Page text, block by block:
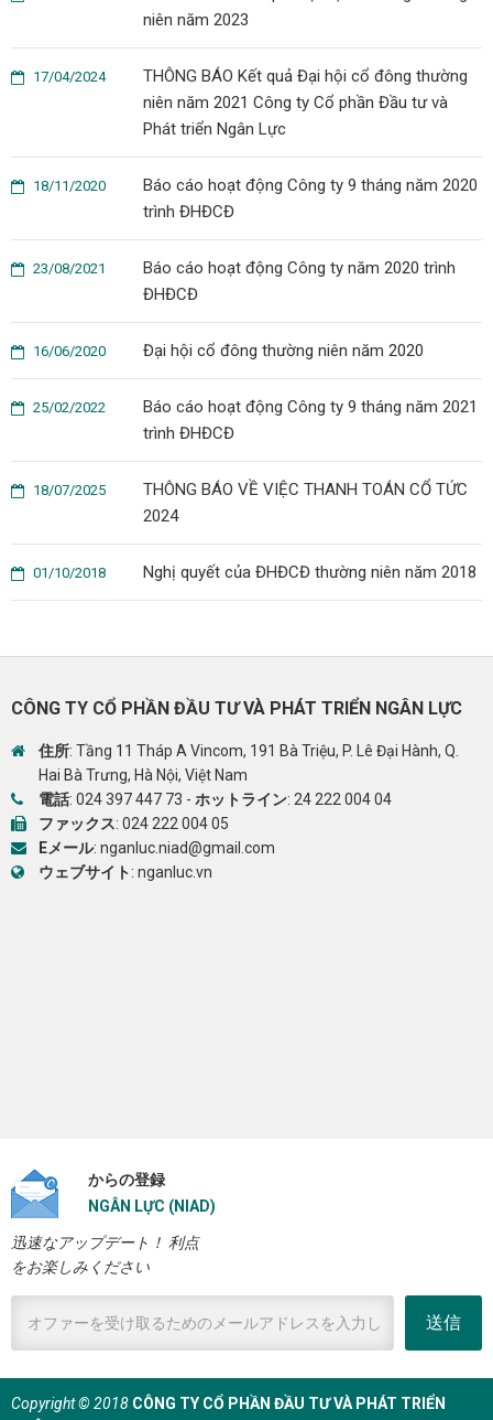
niên năm 2023
THÔNG BÁO Kết quả Đại hội cổ đông thường
niên năm 2021 Công ty Cổ phần Đầu tư và
Phát triển Ngân Lực
17/04/2024
Báo cáo hoạt động Công ty 9 tháng năm 2020
trình ĐHĐCĐ
18/11/2020
Báo cáo hoạt động Công ty năm 2020 trình
ĐHĐCĐ
23/08/2021
Đại hội cổ đông thường niên năm 2020
16/06/2020
Báo cáo hoạt động Công ty 9 tháng năm 2021
trình ĐHĐCĐ
25/02/2022
THÔNG BÁO VỀ VIỆC THANH TOÁN CỔ TỨC
2024
18/07/2025
Nghị quyết của ĐHĐCĐ thường niên năm 2018
01/10/2018
CÔNG TY CỔ PHẦN ĐẦU TƯ VÀ PHÁT TRIỂN NGÂN LỰC
住所: Tầng 11 Tháp A Vincom, 191 Bà Triệu, P. Lê Đại Hành, Q.
Hai Bà Trưng, Hà Nội, Việt Nam
電話: 024 397 447 73 - ホットライン: 24 222 004 04
ファックス: 024 222 004 05
Eメール: nganluc.niad@gmail.com
ウェブサイト: nganluc.vn
からの登録
NGÂN LỰC (NIAD)
迅速なアップデート！ 利点
をお楽しみください
送信
Copyright © 2018 CÔNG TY CỔ PHẦN ĐẦU TƯ VÀ PHÁT TRIỂN